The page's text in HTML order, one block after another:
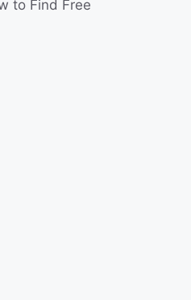
to Find Free